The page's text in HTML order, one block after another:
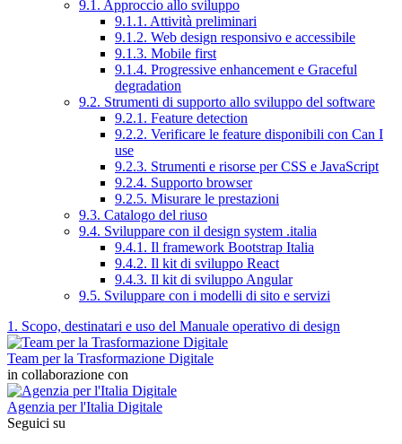
9.1. Approccio allo sviluppo
9.1.1. Attività preliminari
9.1.2. Web design responsivo e accessibile
9.1.3. Mobile first
9.1.4. Progressive enhancement e Graceful
degradation
9.2. Strumenti di supporto allo sviluppo del software
9.2.1. Feature detection
9.2.2. Verificare le feature disponibili con Can I
use
9.2.3. Strumenti e risorse per CSS e JavaScript
9.2.4. Supporto browser
9.2.5. Misurare le prestazioni
9.3. Catalogo del riuso
9.4. Sviluppare con il design system .italia
9.4.1. Il framework Bootstrap Italia
9.4.2. Il kit di sviluppo React
9.4.3. Il kit di sviluppo Angular
9.5. Sviluppare con i modelli di sito e servizi
1. Scopo, destinatari e uso del Manuale operativo di design
Team per la Trasformazione Digitale
in collaborazione con
Agenzia per l'Italia Digitale
Seguici su